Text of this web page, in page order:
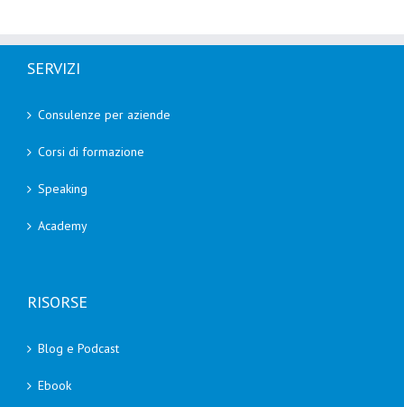
SERVIZI
Consulenze per aziende
Corsi di formazione
Speaking
Academy
RISORSE
Blog e Podcast
Ebook